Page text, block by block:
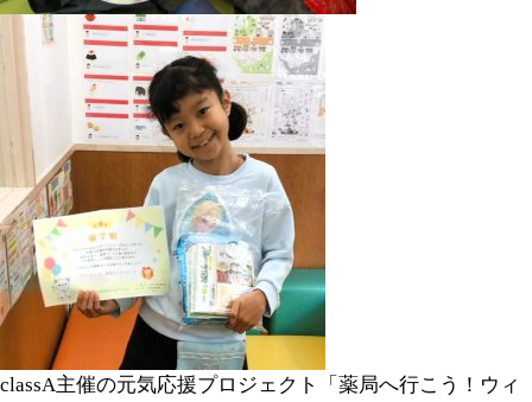
classA主催の元気応援プロジェクト「薬局へ行こう！ウィ